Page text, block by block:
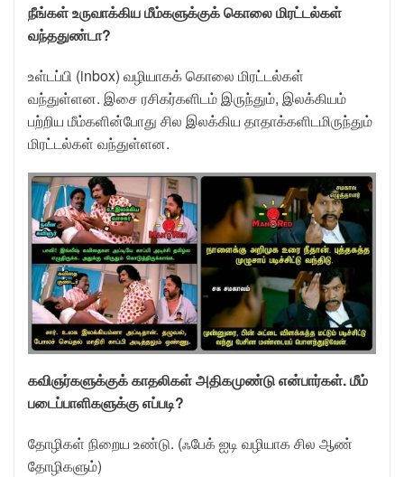
நீங்கள் உருவாக்கிய மீம்களுக்குக் கொலை மிரட்டல்கள்
வந்ததுண்டா?
உள்டப்பி (inbox) வழியாகக் கொலை மிரட்டல்கள்
வந்துள்ளன. இசை ரசிகர்களிடம் இருந்தும், இலக்கியம்
பற்றிய மீம்களின்போது சில இலக்கிய தாதாக்களிடமிருந்தும்
மிரட்டல்கள் வந்துள்ளன.
கவிஞர்களுக்குக் காதலிகள் அதிகமுண்டு என்பார்கள். மீம்
படைப்பாளிகளுக்கு எப்படி?
தோழிகள் நிறைய உண்டு. (ஃபேக் ஐடி வழியாக சில ஆண்
தோழிகளும்)